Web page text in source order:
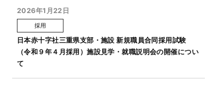
2026年1月22日
採用
日本赤十字社三重県支部・施設 新規職員合同採用試験
（令和９年４月採用）施設見学・就職説明会の開催につい
て